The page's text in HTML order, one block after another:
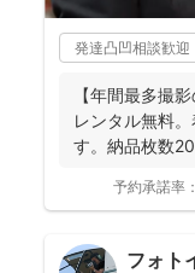
発達凸凹相談歓迎
【年間最多撮
レンタル無料
す。納品枚数
予約承諾率：
フォト